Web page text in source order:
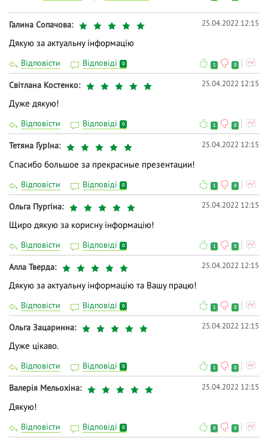
Галина Сопачова 25.04.2022 12:15
Дякую за актуальну інформацію
Відповісти Відповіді 0 1 0
Світлана Костенко 25.04.2022 12:15
Дуже дякую!
Відповісти Відповіді 0 1 0
Тетяна ГурIна 25.04.2022 12:15
Спасибо большое за прекрасные презентации!
Відповісти Відповіді 0 1 0
Ольга Пургіна 25.04.2022 12:15
Щиро дякую за корисну інформацію!
Відповісти Відповіді 0 1 0
Алла Тверда 25.04.2022 12:15
Дякую за актуальну інформацію та Вашу працю!
Відповісти Відповіді 0 1 0
Ольга Зацаринна 25.04.2022 12:15
Дуже цікаво.
Відповісти Відповіді 0 1 0
Валерія Мельохіна 25.04.2022 12:15
Дякую!
Відповісти Відповіді 0 0 0